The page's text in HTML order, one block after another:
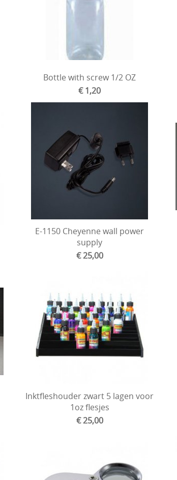
Bottle with screw 1/2 OZ
€ 1,20
E-1150 Cheyenne wall power
supply
€ 25,00
Inktfleshouder zwart 5 lagen voor
1oz flesjes
€ 25,00